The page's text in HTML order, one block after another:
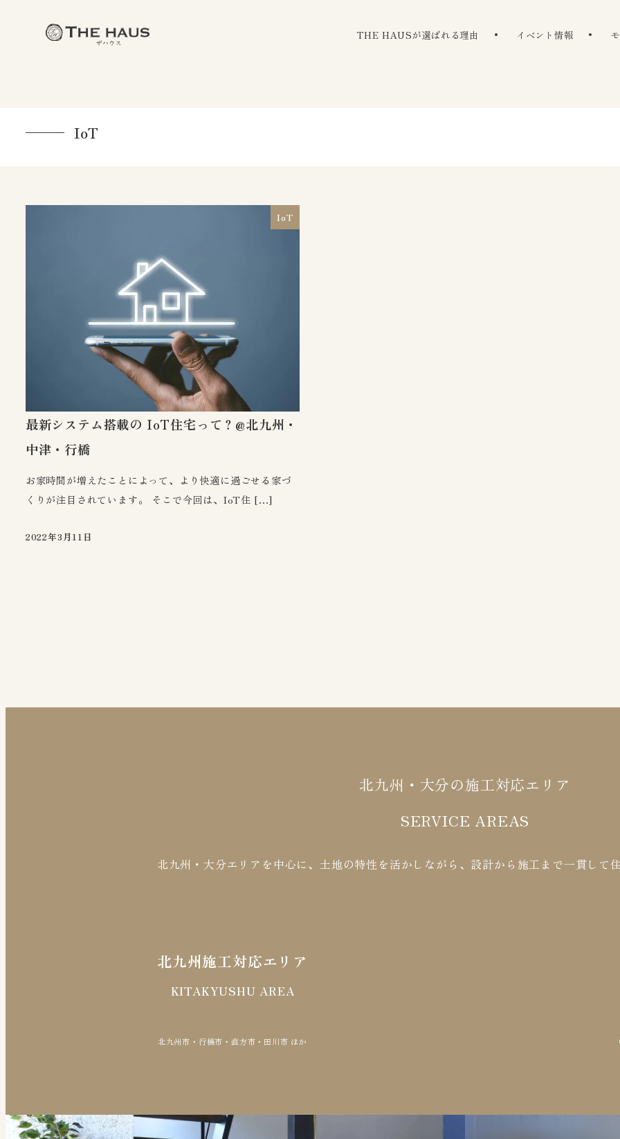
The HausTHE HAUSが選ばれる理由 イベント情報
IoT
IoT
最新システム搭載の IoT住宅って？@北九州・
中津・行橋
お家時間が増えたことによって、より快適に過ごせる家づ
くりが注目されています。 そこで今回は、IoT住 […]
2022年3月11日
北九州・大分の施工対応エリア
SERVICE AREAS
北九州・大分エリアを中心に、土地の特性を活かしながら、設計から施工まで一貫して
北九州施工対応エリア
KITAKYUSHU AREA
北九州市・行橋市・直方市・田川市 ほか